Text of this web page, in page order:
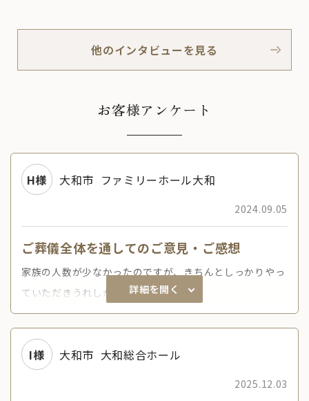
他のインタビューを見る
お客様アンケート
H様 大和市 ファミリーホール大和
2024.09.05
ご葬儀全体を通してのご意見・ご感想
家族の人数が少なかったのですが、きちんとしっかりやっ
ていただきうれしかったです。
詳細を開く
I様 大和市 大和総合ホール
2025.12.03